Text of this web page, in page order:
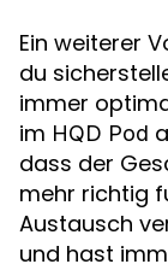
Ein weiterer
du
immer
im HQD Pod
dass der
mehr richtig
Austausch
und hast